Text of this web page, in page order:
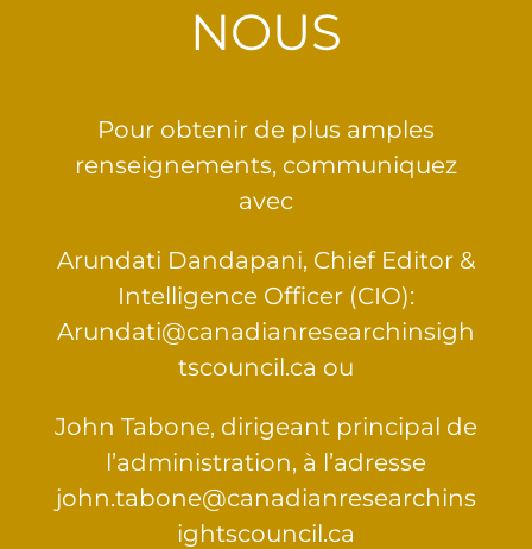
NOUS
Pour obtenir de plus amples
renseignements, communiquez
avec
Arundati Dandapani, Chief Editor &
Intelligence Officer (CIO):
Arundati@canadianresearchinsigh
tscouncil.ca ou
John Tabone, dirigeant principal de
l’administration, à l’adresse
john.tabone@canadianresearchins
ightscouncil.ca